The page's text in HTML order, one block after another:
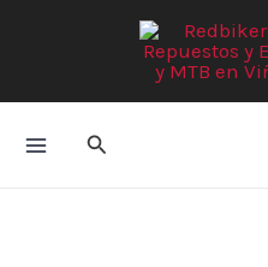
Buscar